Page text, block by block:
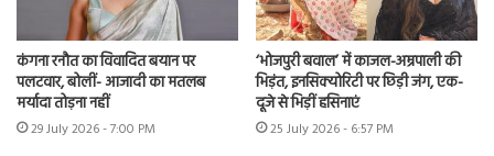
कंगना रनौत का विवादित बयान पर
पलटवार, बोलीं- आजादी का मतलब
मर्यादा तोड़ना नहीं
29 July 2026 - 7:00 PM
‘भोजपुरी बवाल’ में काजल-अम्रपाली की
भिड़ंत, इनसिक्योरिटी पर छिड़ी जंग, एक-
दूजे से भिड़ीं हसिनाएं
25 July 2026 - 6:57 PM